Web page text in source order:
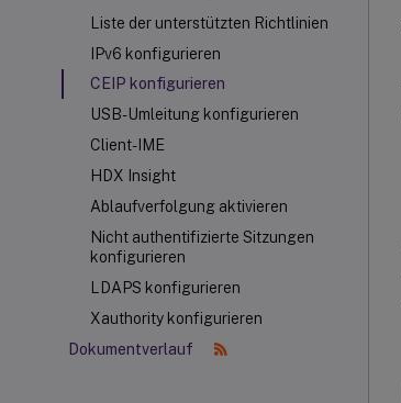
Liste der unterstützten Richtlinien
IPv6 konfigurieren
CEIP konfigurieren
USB-Umleitung konfigurieren
Client-IME
HDX Insight
Ablaufverfolgung aktivieren
Nicht authentifizierte Sitzungen
konfigurieren
LDAPS konfigurieren
Xauthority konfigurieren
Dokumentverlauf